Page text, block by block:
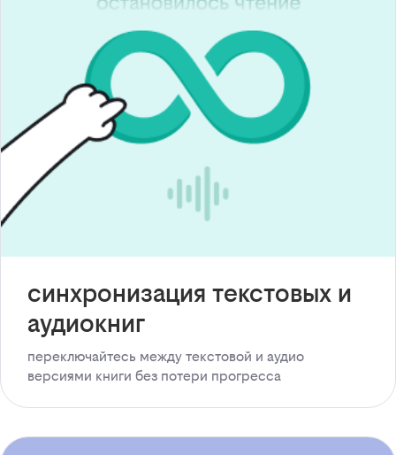
синхронизация текстовых и
аудиокниг
переключайтесь между текстовой и аудио
версиями книги без потери прогресса